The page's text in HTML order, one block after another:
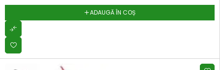
ADAUGĂ ÎN COȘ